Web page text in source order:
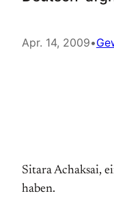
Apr. 14, 2009•
Sitara Achaksai,
haben.